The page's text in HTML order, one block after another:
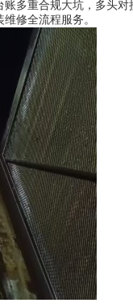
多重合规大坑，多头
修全流程服务。